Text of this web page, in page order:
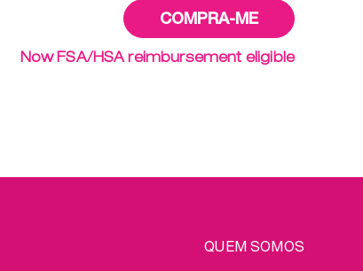
Now FSA/HSA reimbursement eligible
QUEM SOMOS